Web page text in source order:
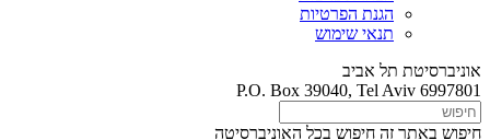
הגנת הפרטיות
תנאי שימוש
אוניברסיטת תל אביב
P.O. Box 39040, Tel Aviv 6997801
חיפוש באתר זה חיפוש בכל האוניברסיטה